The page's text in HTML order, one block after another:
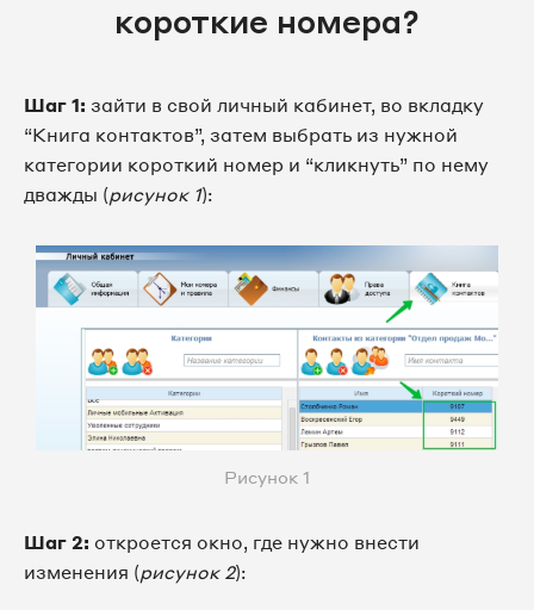
короткие номера?
Шаг 1: зайти в свой личный кабинет, во вкладку
“Книга контактов”, затем выбрать из нужной
категории короткий номер и “кликнуть” по нему
дважды (рисунок 1):
Рисунок 1
Шаг 2: откроется окно, где нужно внести
изменения (рисунок 2):